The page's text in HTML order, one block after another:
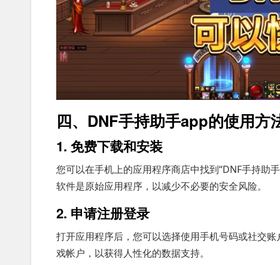
四、DNF手持助手app的使用方
1. 免费下载和安装
您可以在手机上的应用程序商店中找到“DNF手持助
软件是原始应用程序，以减少不必要的安全风险。
2. 申请注册登录
打开应用程序后，您可以选择使用手机号码或社交
戏帐户，以获得人性化的数据支持。